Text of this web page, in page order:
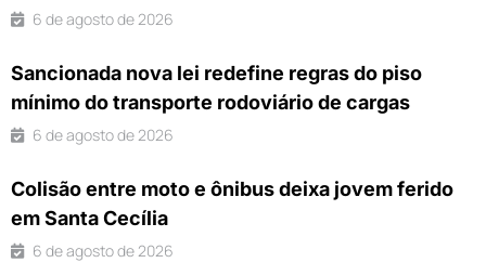
6 de agosto de 2026
Sancionada nova lei redefine regras do piso
mínimo do transporte rodoviário de cargas
6 de agosto de 2026
Colisão entre moto e ônibus deixa jovem ferido
em Santa Cecília
6 de agosto de 2026